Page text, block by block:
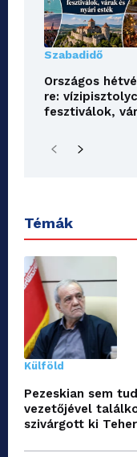
Szabadidő
Országos
re:
fesztiválok,
Témák
Külföld
Pezeskian sem
vezetőjével
szivárgott ki